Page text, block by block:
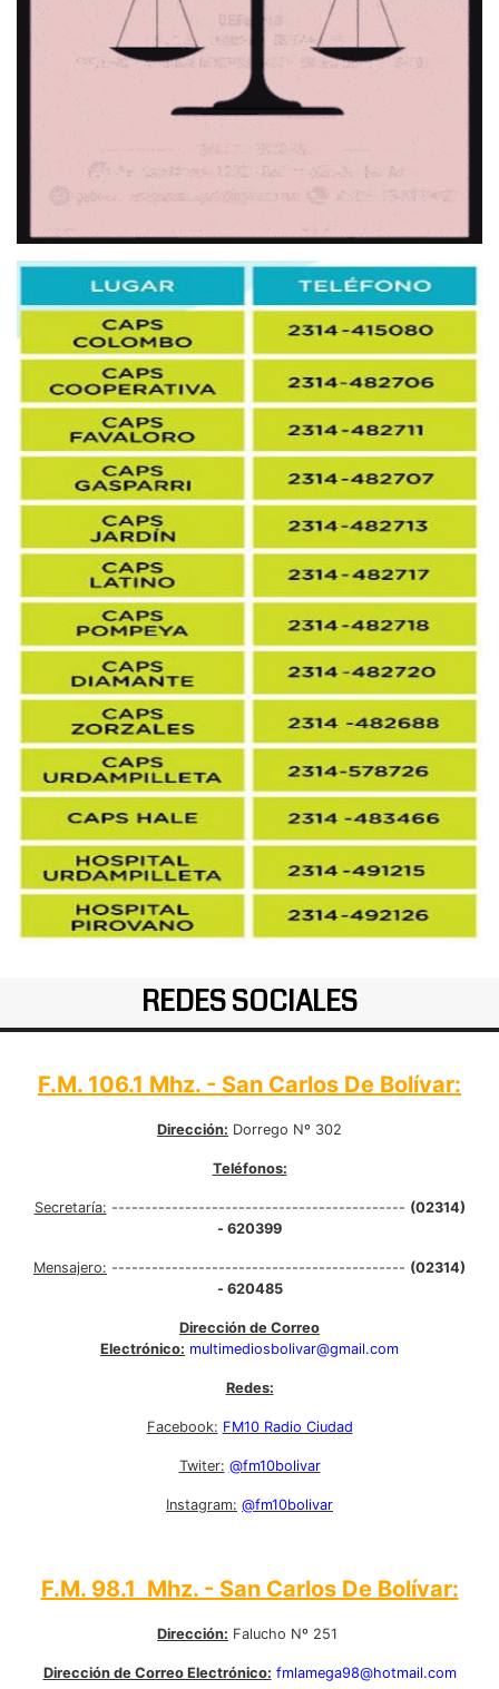
REDES SOCIALES
F.M. 106.1 Mhz. - San Carlos De Bolívar:
Dirección: Dorrego Nº 302
Teléfonos:
Secretaría: -------------------------------------------- (02314)
- 620399
Mensajero: -------------------------------------------- (02314)
- 620485
Dirección de Correo
Electrónico: multimediosbolivar@gmail.com
Redes:
Facebook: FM10 Radio Ciudad
Twiter: @fm10bolivar
Instagram: @fm10bolivar
F.M. 98.1 Mhz. - San Carlos De Bolívar:
Dirección: Falucho Nº 251
Dirección de Correo Electrónico: fmlamega98@hotmail.com